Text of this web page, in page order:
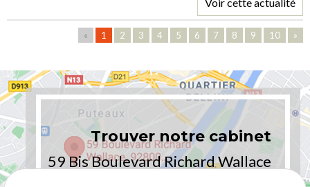
« 1 2 3 4 5 6 7 8 9 10 »
Trouver notre cabinet
59 Bis Boulevard Richard Wallace